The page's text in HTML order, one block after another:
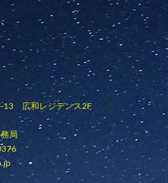
13 広和レジデンス2F
局